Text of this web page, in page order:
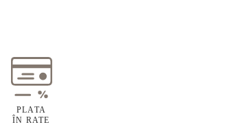
PLATA
ÎN RATE